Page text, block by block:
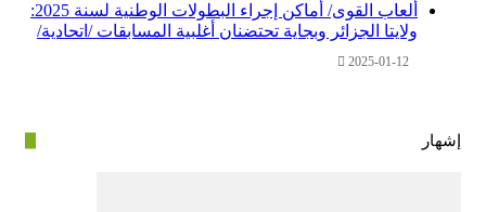
ألعاب القوى/ أماكن إجراء البطولات الوطنية لسنة 2025:
ولايتا الجزائر وبجاية تحتضنان أغلبية المسابقات /اتحادية/
2025-01-12